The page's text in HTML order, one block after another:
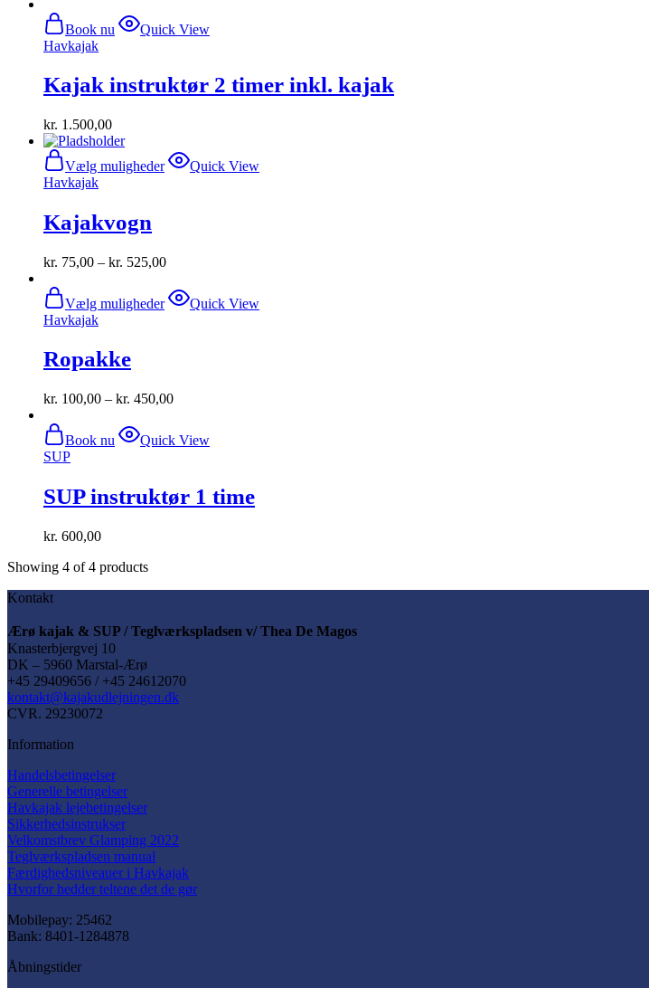
Book nu
Quick View
Havkajak
Kajak instruktør 2 timer inkl. kajak
kr. 1.500,00
Vælg muligheder
Dette
vare
på
varesiden
Quick View
Havkajak
Kajakvogn
kr. 75,00 – kr. 525,00
Vælg muligheder
Dette
vare
kan
vælges
varesiden
Quick View
Havkajak
Ropakke
kr. 100,00 – kr. 450,00
Book nu
Quick View
SUP
SUP instruktør 1 time
kr. 600,00
Showing 4 of4 products
Kontakt
Ærø kajak & SUP / Teglværkspladsen v/ Thea De Magos
Knasterbjergvej 10
DK – 5960 Marstal-Ærø
+45 29409656 / +45 24612070
kontakt@kajakudlejningen.dk
CVR. 29230072
Information
Handelsbetingelser
Generelle betingelser
Havkajak lejebetingelser
Sikkerhedsinstrukser
Velkomstbrev Glamping 2022
Teglværkspladsen manual
Færdighedsniveauer i Havkajak
Hvorfor hedder teltene det de gør
Mobilepay: 25462
Bank: 8401-1284878
Åbningstider